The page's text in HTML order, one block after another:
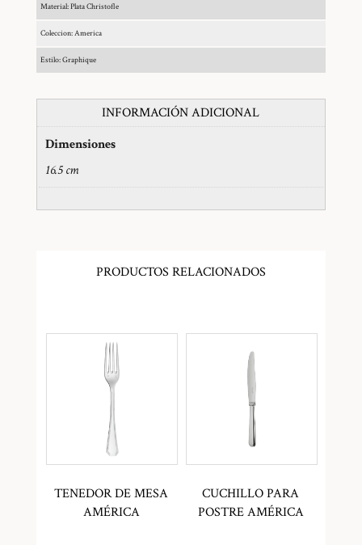
Material: Plata Christofle
Coleccion: America
Estilo: Graphique
INFORMACIÓN ADICIONAL
Dimensiones
16.5 cm
PRODUCTOS RELACIONADOS
TENEDOR DE MESA
AMÉRICA
CUCHILLO PARA
POSTRE AMÉRICA